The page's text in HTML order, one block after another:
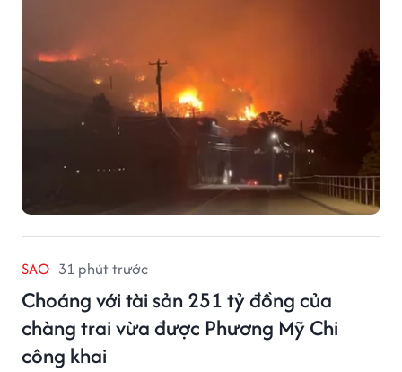
SAO 31 phút trước
Choáng với tài sản 251 tỷ đồng của
chàng trai vừa được Phương Mỹ Chi
công khai